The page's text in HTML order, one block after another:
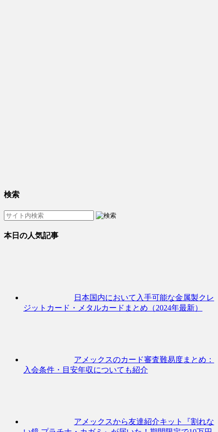
検索
本日の人気記事
日本国内において入手可能な金属製クレ
ジットカード・メタルカードまとめ（2024年最新）
アメックスのカード審査難易度まとめ：
入会条件・目安年収についても紹介
アメックスから友達紹介キット『割れな